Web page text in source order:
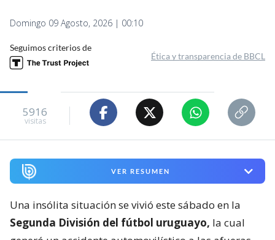
Domingo 09 Agosto, 2026 | 00:10
Seguimos criterios de
Ética y transparencia de BBCL
5916
visitas
VER RESUMEN
Una insólita situación se vivió este sábado en la
Segunda División del fútbol uruguayo, la cual